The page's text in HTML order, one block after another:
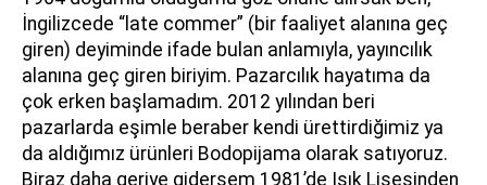
İngilizcede “late commer” (bir faaliyet alanına geç
giren) deyiminde ifade bulan anlamıyla, yayıncılık
alanına geç giren biriyim. Pazarcılık hayatıma da
çok erken başlamadım. 2012 yılından beri
pazarlarda eşimle beraber kendi ürettirdiğimiz ya
da aldığımız ürünleri Bodopijama olarak satıyoruz.
Biraz daha geriye gidersem 1981’de Işık Lisesinden